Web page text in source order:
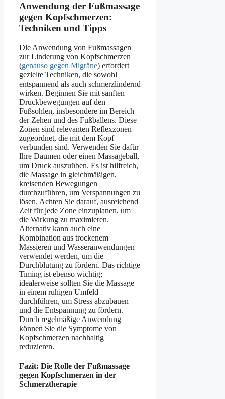
Anwendung der Fußmassage
gegen Kopfschmerzen:
Techniken und Tipps
Die Anwendung von Fußmassagen
zur Linderung von Kopfschmerzen
(genauso gegen Migräne) erfordert
gezielte Techniken, die sowohl
entspannend als auch schmerzlindernd
wirken. Beginnen Sie mit sanften
Druckbewegungen auf den
Fußsohlen, insbesondere im Bereich
der Zehen und des Fußballens. Diese
Zonen sind relevanten Reflexzonen
zugeordnet, die mit dem Kopf
verbunden sind. Verwenden Sie dafür
Ihre Daumen oder einen Massageball,
um Druck auszuüben. Es ist hilfreich,
die Massage in gleichmäßigen,
kreisenden Bewegungen
durchzuführen, um Verspannungen zu
lösen. Achten Sie darauf, ausreichend
Zeit für jede Zone einzuplanen, um
die Wirkung zu maximieren.
Alternativ kann auch eine
Kombination aus trockenem
Massieren und Wasseranwendungen
verwendet werden, um die
Durchblutung zu fördern. Das richtige
Timing ist ebenso wichtig;
idealerweise sollten Sie die Massage
in einem ruhigen Umfeld
durchführen, um Stress abzubauen
und die Entspannung zu fördern.
Durch regelmäßige Anwendung
können Sie die Symptome von
Kopfschmerzen nachhaltig
reduzieren.
Fazit: Die Rolle der Fußmassage
gegen Kopfschmerzen in der
Schmerztherapie